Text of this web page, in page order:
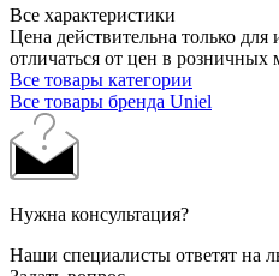
Все характеристики
Цена действительна только
отличаться от цен в розничных
Все товары категории
Все товары бренда Uniel
Нужна консультация?
Наши специалисты ответят на